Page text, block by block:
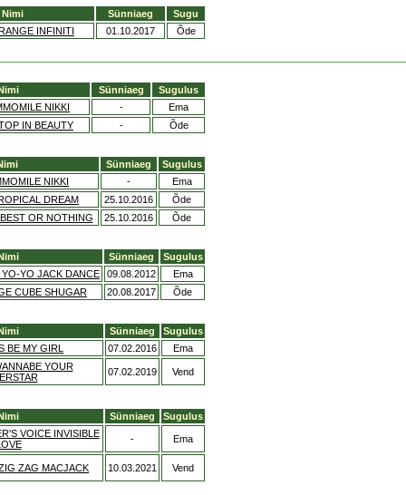
Nimi Sünniaeg
Sugu
INFINITI 01.10.2017 Õde
Sünniaeg
Sugulus
NIKKI -
Ema
IN BEAUTY -
Õde
Sünniaeg
Sugulus
NIKKI -
Ema
DREAM 25.10.2016
Õde
OR NOTHING 25.10.2016
Õde
Sünniaeg
Sugulus
YO JACK DANCE 09.08.2012
Ema
CUBE SHUGAR 20.08.2017
Õde
Sünniaeg
Sugulus
BE MY GIRL 07.02.2016 Ema
YOUR
07.02.2019 Vend
Sünniaeg Sugulus
VOICE INVISIBLE
- Ema
ZAG MACJACK 10.03.2021 Vend